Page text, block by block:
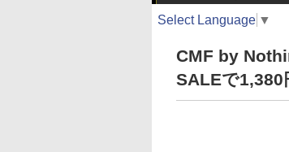
Select Language ▼
CMF by
SALEで1,380